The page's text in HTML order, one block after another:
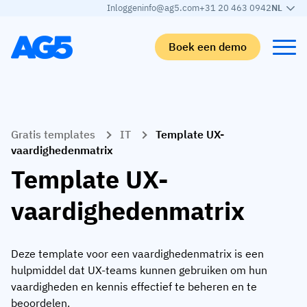
Inloggeninfo@ag5.com+31 20 463 0942NL
Boek een demo
Skills matrix
Skills matrix
Skills-bibliotheek
Competentiebeheer
AI skills merge
Personeel
Per branche
Auto-industrie
Voedingsmiddelen sector
Logistiek
Medische productie
Bekijk alle branches
Automotive
Adient
KLM Cargo
Base Logistics
Leren
AG5 blog
White papers
Partner programma
Webinars
Ondersteuning
Gratis templates IT
Template UX-
vaardighedenmatrix
Template UX-
vaardighedenmatrix
Deze template voor een vaardighedenmatrix is een
hulpmiddel dat UX-teams kunnen gebruiken om hun
vaardigheden en kennis effectief te beheren en te
beoordelen.